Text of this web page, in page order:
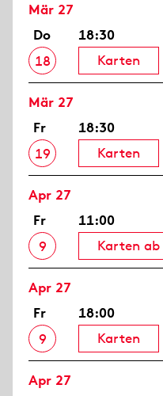
Mär 27
Do
18
18:30
Karten
Mär 27
Fr
19
18:30
Karten
Apr 27
Fr
9
11:00
Karten
Apr 27
Fr
9
18:00
Karten
Apr 27